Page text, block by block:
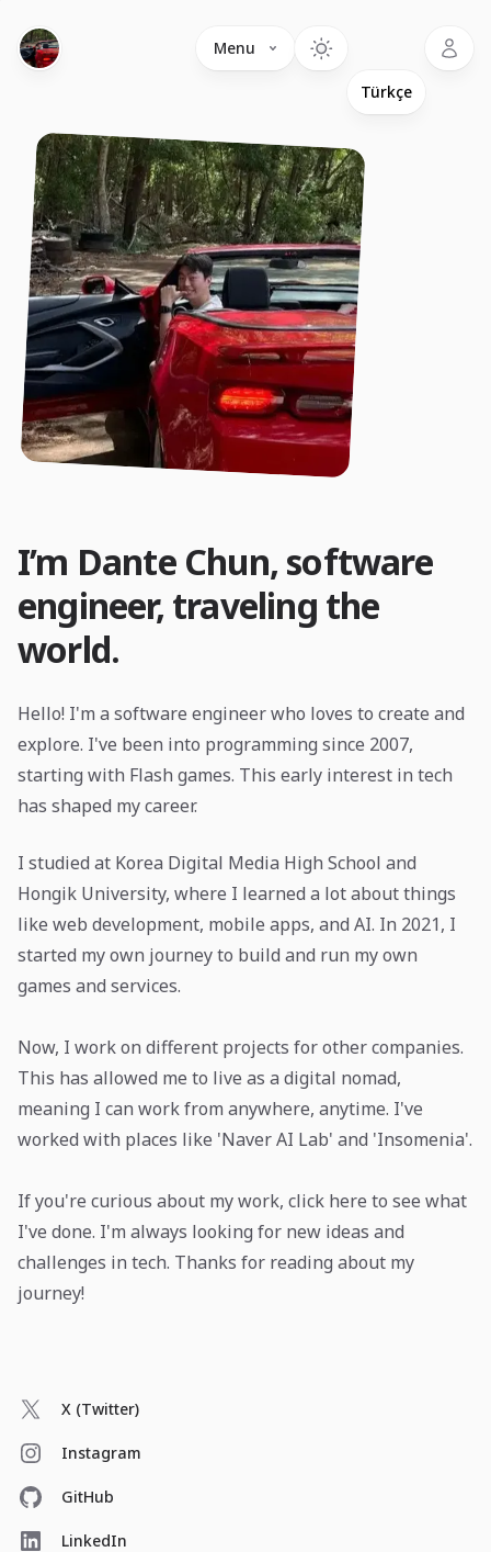
Menu
I’m Dante Chun, software
engineer, traveling the
world.
Hello! I'm a software engineer who loves to create and
explore. I've been into programming since 2007,
starting with Flash games. This early interest in tech
has shaped my career.
I studied at Korea Digital Media High School and
Hongik University, where I learned a lot about things
like web development, mobile apps, and AI. In 2021, I
started my own journey to build and run my own
games and services.
Now, I work on different projects for other companies.
This has allowed me to live as a digital nomad,
meaning I can work from anywhere, anytime. I've
worked with places like 'Naver AI Lab' and 'Insomenia'.
If you're curious about my work, click here to see what
I've done. I'm always looking for new ideas and
challenges in tech. Thanks for reading about my
journey!
X (Twitter)
Instagram
GitHub
LinkedIn